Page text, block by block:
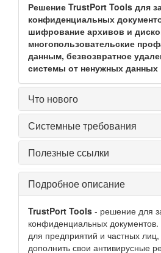
Решение TrustPort Tools для
конфиденциальных
шифрование архивов и
многопользовательские
данным, безвозвратное
системы от ненужных данных
Что нового
Системные требования
Полезные ссылки
Подробное описание
TrustPort Tools - решение для
конфиденциальных
для предприятий и частных лиц,
дополнить свои антивирусные